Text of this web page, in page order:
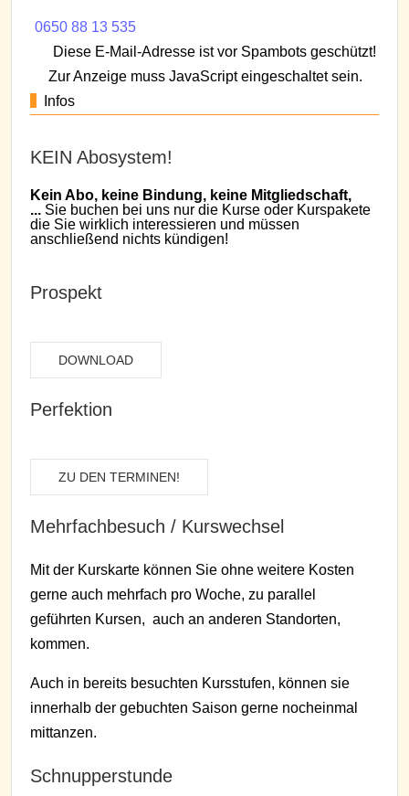
0650 88 13 535
Diese E-Mail-Adresse ist vor Spambots geschützt!
Zur Anzeige muss JavaScript eingeschaltet sein.
Infos
KEIN Abosystem!
Kein Abo, keine Bindung, keine Mitgliedschaft,
... Sie buchen bei uns nur die Kurse oder Kurspakete
die Sie wirklich interessieren und müssen
anschließend nichts kündigen!
Prospekt
DOWNLOAD
Perfektion
ZU DEN TERMINEN!
Mehrfachbesuch / Kurswechsel
Mit der Kurskarte können Sie ohne weitere Kosten
gerne auch mehrfach pro Woche, zu parallel
geführten Kursen, auch an anderen Standorten,
kommen.
Auch in bereits besuchten Kursstufen, können sie
innerhalb der gebuchten Saison gerne nocheinmal
mittanzen.
Schnupperstunde